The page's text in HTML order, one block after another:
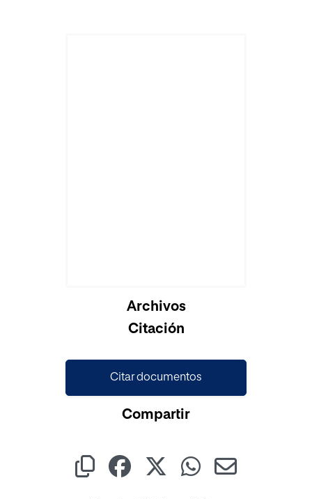
Archivos
Citación
Citar documentos
Compartir